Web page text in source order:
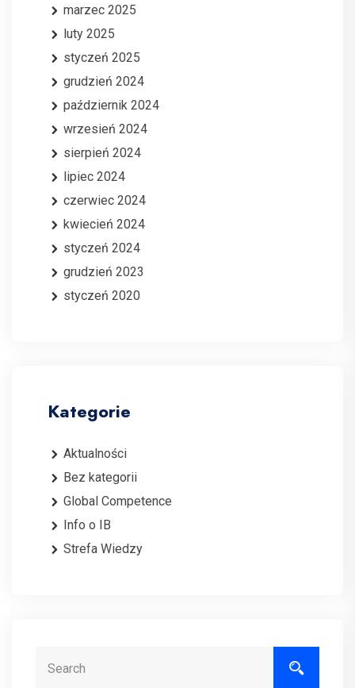
marzec 2025
luty 2025
styczeń 2025
grudzień 2024
październik 2024
wrzesień 2024
sierpień 2024
lipiec 2024
czerwiec 2024
kwiecień 2024
styczeń 2024
grudzień 2023
styczeń 2020
Kategorie
Aktualności
Bez kategorii
Global Competence
Info o IB
Strefa Wiedzy